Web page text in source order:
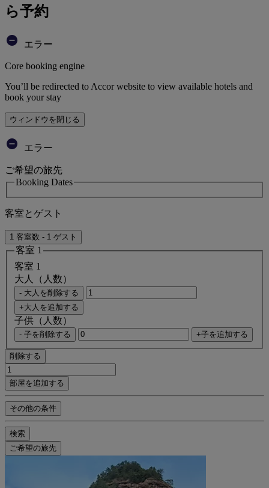
ら予約
エラー
Core booking engine
You’ll be redirected to Accor website to view available hotels and
book your stay
ウィンドウを閉じる
エラー
ご希望の旅先
Booking Dates
客室とゲスト
1 客室数 - 1 ゲスト
客室 1
客室 1
大人（人数）
- 大人を削除する
+大人を追加する
子供（人数）
- 子を削除する +子を追加する
削除する
部屋を追加する
その他の条件
検索
ご希望の旅先